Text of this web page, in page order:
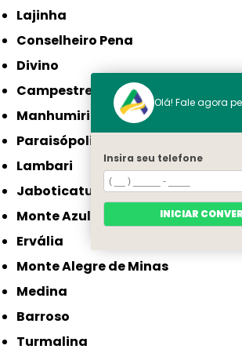
Lajinha
Conselheiro Pena
Divino
Campestre
Manhumirim
Paraisópolis
Lambari
Jaboticatubas
Monte Azul
Ervália
Monte Alegre de Minas
Medina
Barroso
Turmalina
Olá! Fale agora
Insira seu telefone
INICIAR